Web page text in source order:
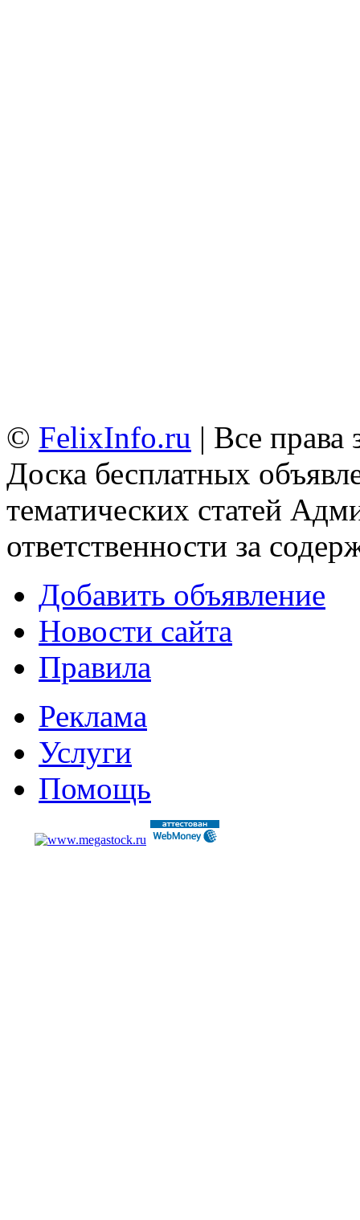
© FelixInfo.ru | Все
Доска бесплатных
тематических статей
ответственности за
Добавить объявление
Новости сайта
Правила
Реклама
Услуги
Помощь